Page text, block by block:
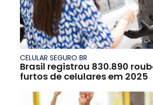
CELULAR SEGURO BR
Brasil registrou 830.890
furtos de celulares em 2025